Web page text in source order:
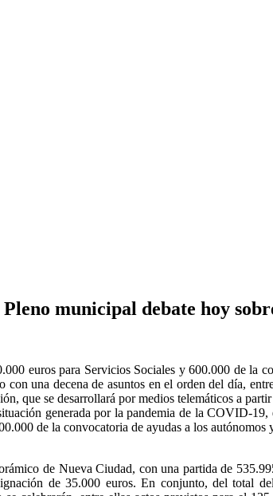
municipal debate hoy
euros para Servicios Sociales y 600.000 de la
una decena de asuntos en el orden del día,
que se desarrollará por medios telemáticos a
generada por la pandemia de la COVID-
de la convocatoria de ayudas a los
de Nueva Ciudad, con una partida de
de 35.000 euros. En conjunto, del total